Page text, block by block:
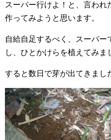
スーパー行けよ！と、言わ
作ってみようと思います。
自給自足するべく、スーパー
し、ひとかけらを植えてみま
すると数日で芽が出てきまし